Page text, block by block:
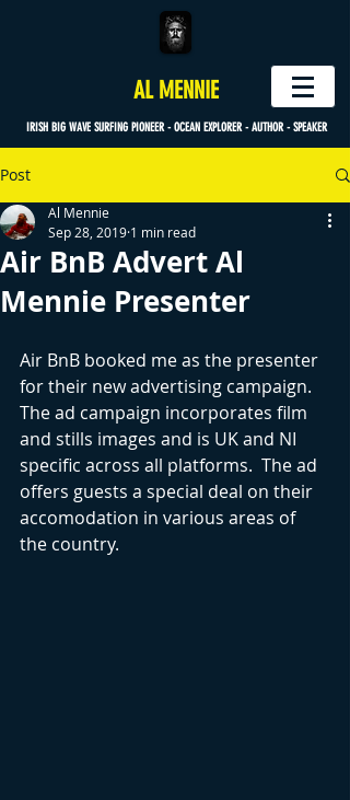
AL MENNIE
IRISH BIG WAVE SURFING PIONEER - OCEAN EXPLORER - AUTHOR - SPEAKER
Post
Air BnB Advert Al
Mennie Presenter
Al Mennie
Sep 28, 2019 1 min read
Air BnB booked me as the presenter
for their new advertising campaign.
The ad campaign incorporates film
and stills images and is UK and NI
specific across all platforms.  The ad
offers guests a special deal on their
accomodation in various areas of
the country.